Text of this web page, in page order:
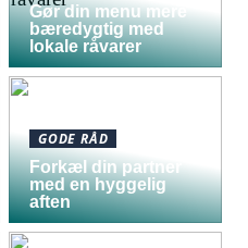
Gør din menu mere
bæredygtig med
lokale råvarer
GODE RÅD
Forkæl din partner
med en hyggelig
aften